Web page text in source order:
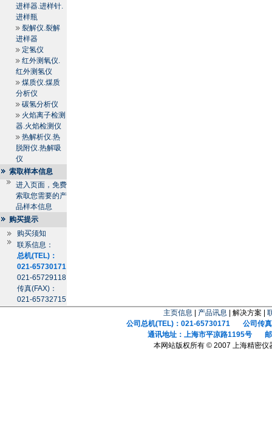
进样器.进样针.
进样瓶
裂解仪.裂解
进样器
定氢仪
红外测氧仪.
红外测氢仪
煤质仪.煤质
分析仪
碳氢分析仪
火焰离子检测
器.火焰检测仪
热解析仪.热
脱附仪.热解吸
仪
索取样本信息
进入页面，免费
索取您需要的产
品样本信息
购买提示
购买须知
联系信息：
总机(TEL)：
021-65730171
021-65729118
传真(FAX)：
021-65732715
主页信息 产品讯息 | 解决方案 |
公司总机(TEL)：021-65730171 公司传真
通讯地址：上海市平凉路1195号 邮
本网站版权所有 © 2007 上海精密仪